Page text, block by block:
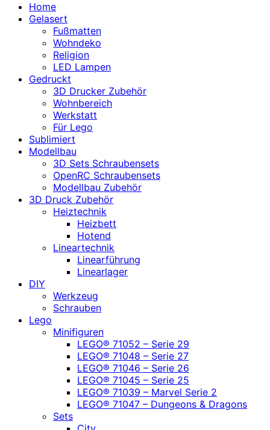
Home
Gelasert
Fußmatten
Wohndeko
Religion
LED Lampen
Gedruckt
3D Drucker Zubehör
Wohnbereich
Werkstatt
Für Lego
Sublimiert
Modellbau
3D Sets Schraubensets
OpenRC Schraubensets
Modellbau Zubehör
3D Druck Zubehör
Heiztechnik
Heizbett
Hotend
Lineartechnik
Linearführung
Linearlager
DIY
Werkzeug
Schrauben
Lego
Minifiguren
LEGO® 71052 – Serie 29
LEGO® 71048 – Serie 27
LEGO® 71046 – Serie 26
LEGO® 71045 – Serie 25
LEGO® 71039 – Marvel Serie 2
LEGO® 71047 – Dungeons & Dragons
Sets